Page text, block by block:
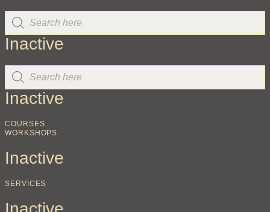
Inactive
Inactive
COURSES
WORKSHOPS
Inactive
SERVICES